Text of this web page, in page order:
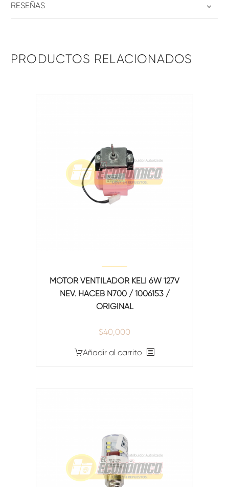
RESEÑAS
PRODUCTOS RELACIONADOS
MOTOR VENTILADOR KELI 6W 127V
NEV. HACEB N700 / 1006153 /
ORIGINAL
$40,000
Añadir al carrito